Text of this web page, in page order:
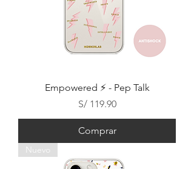
Empowered ⚡ - Pep Talk
Precio
S/ 119.90
Comprar
Nuevo